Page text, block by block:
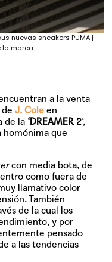
nuevas sneakers PUMA |
la marca
a la venta
deJ. Cole en
de la ‘DREAMER 2‘,
que
con media bota, de
como fuera de
llamativo color
También
de la cual los
y por
pensado
a las tendencias